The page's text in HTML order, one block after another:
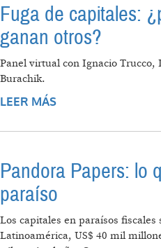
Fuga de capitales:
ganan otros?
Panel virtual con Ignacio Trucco,
Burachik.
LEER MÁS
Pandora Papers: lo
paraíso
Los capitales en paraísos
Latinoamérica, US$ 40 mil